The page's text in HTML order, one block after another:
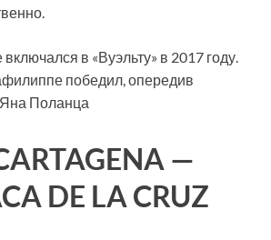
в «Вуэльту» в 2017 году.
победил, опередив
Поланца
—
DE LA CRUZ